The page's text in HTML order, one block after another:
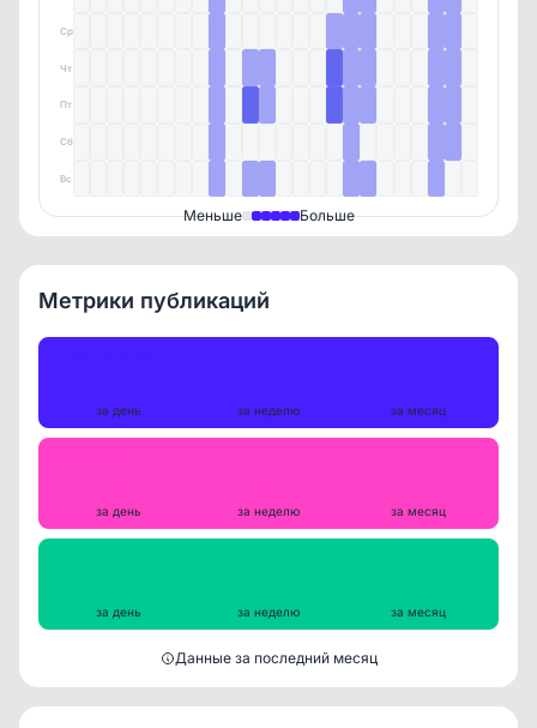
Ср
Чт
Пт
Сб
Вс
Меньше Больше
Метрики публикаций
за день за неделю за месяц
за день за неделю за месяц
за день за неделю за месяц
Данные за последний месяц